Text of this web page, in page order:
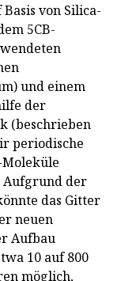
von Silica-
5CB-
und einem
der
(beschrieben
periodische
Aufgrund der
das Gitter
neuen
Aufbau
10 auf 800
möglich,